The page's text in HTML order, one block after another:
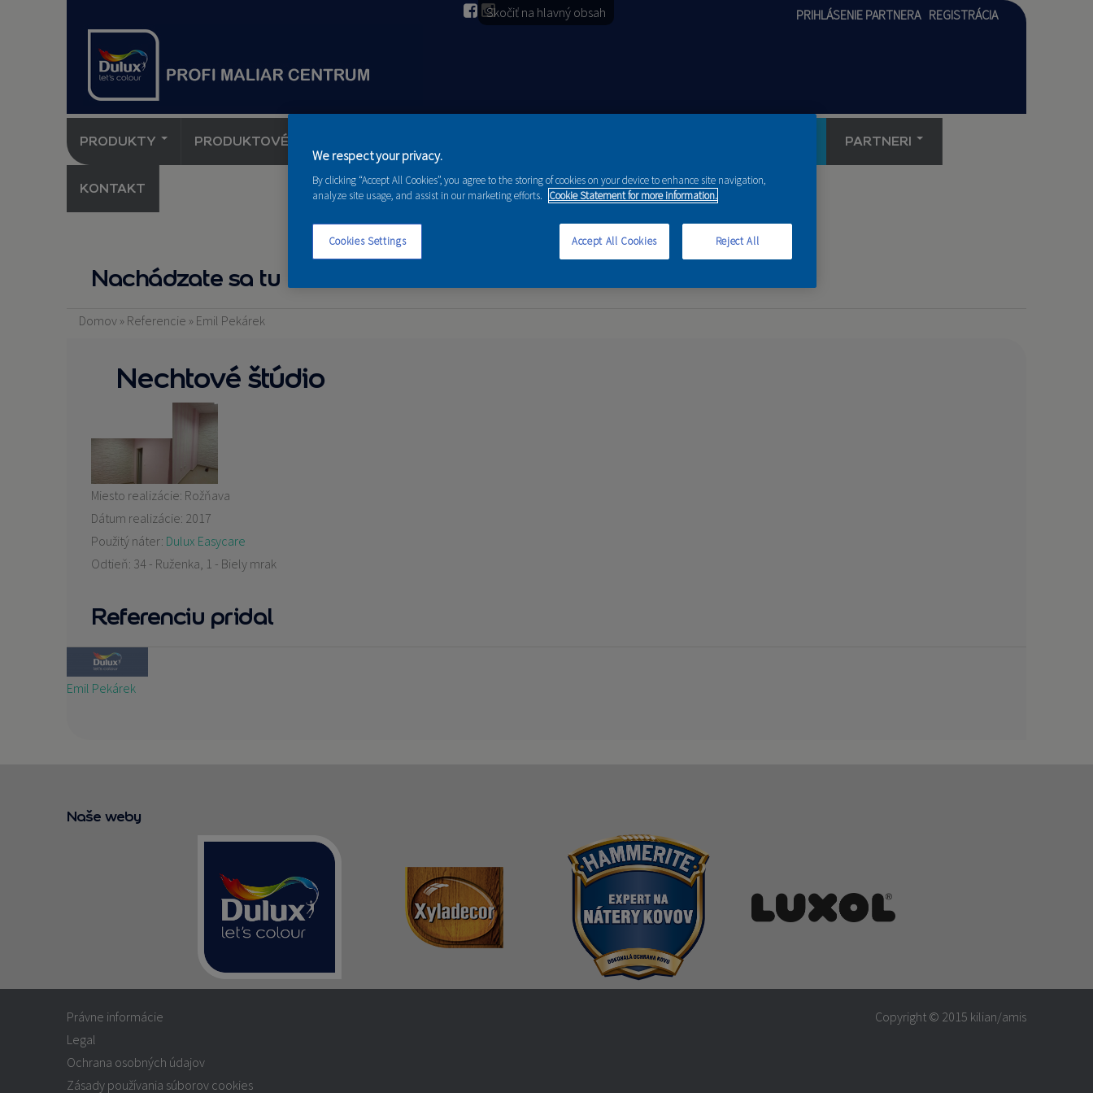
Skočiť na hlavný obsah PRIHLÁSENIE PARTNERA REGISTRÁCIA
PRODUKTY PRODUKTOVÉ NOVINKY 2026 PARTNERI
KONTAKT
Nachádzate sa tu
Domov » Referencie » Emil Pekárek
Nechtové štúdio
Miesto realizácie: Rožňava
Dátum realizácie: 2017
Použitý náter: Dulux Easycare
Odtieň: 34 - Ruženka, 1 - Biely mrak
Referenciu pridal
Emil Pekárek
Naše weby
Copyright © 2015 kilian/amis
Právne informácie
Legal
Ochrana osobných údajov
Zásady používania súborov cookies
We respect your privacy.
By clicking “Accept All Cookies”, you agree to the storing of cookies on your device to enhance site navigation,
analyze site usage, and assist in our marketing efforts. Cookie Statement for more information.
Cookies Settings Reject All
Accept All Cookies